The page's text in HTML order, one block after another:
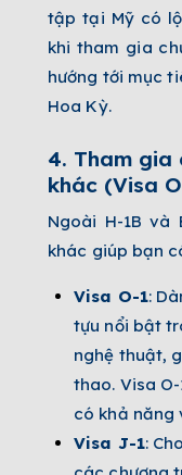
tập tại Mỹ có
khi tham gia
hướng tới mục
Hoa Kỳ.
4. Tham gia
khác (Visa
Ngoài H-1B và
khác giúp bạn
Visa O-1:
tựu nổi bật
nghệ thuật,
thao. Visa
có khả năng
Visa J-1: